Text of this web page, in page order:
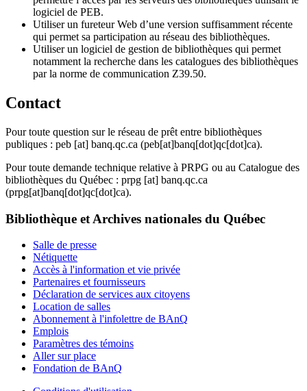
logiciel de PEB.
Utiliser un fureteur Web d’une version suffisamment récente
qui permet sa participation au réseau des bibliothèques.
Utiliser un logiciel de gestion de bibliothèques qui permet
notamment la recherche dans les catalogues des bibliothèques
par la norme de communication Z39.50.
Contact
Pour toute question sur le réseau de prêt entre bibliothèques
publiques : peb [at] banq.qc.ca (peb[at]banq[dot]qc[dot]ca).
Pour toute demande technique relative à PRPG ou au Catalogue des
bibliothèques du Québec : prpg [at] banq.qc.ca
(prpg[at]banq[dot]qc[dot]ca).
Bibliothèque et Archives nationales du Québec
Salle de presse
Nétiquette
Accès à l'information et vie privée
Partenaires et fournisseurs
Déclaration de services aux citoyens
Location de salles
Abonnement à l'infolettre de BAnQ
Emplois
Paramètres des témoins
Aller sur place
Fondation de BAnQ